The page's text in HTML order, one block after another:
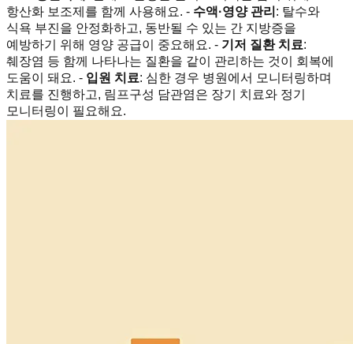
항산화 보조제를 함께 사용해요. - 수액·영양 관리 : 탈수와
식욕 부진을 안정화하고, 동반될 수 있는 간 지방증을
예방하기 위해 영양 공급이 중요해요. - 기저 질환 치료:
췌장염 등 함께 나타나는 질환을 같이 관리하는 것이 회복에
도움이 돼요. - 입원 치료: 심한 경우 병원에서 모니터링하며
치료를 진행하고, 림프구성 담관염은 장기 치료와 정기
모니터링이 필요해요.